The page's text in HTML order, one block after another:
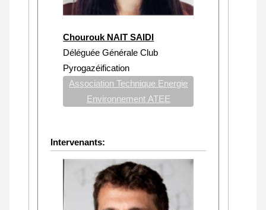
Chourouk NAIT SAIDI
Déléguée Générale Club
Pyrogazéification
Association Technique Energie
Environnement ATEE
Intervenants: